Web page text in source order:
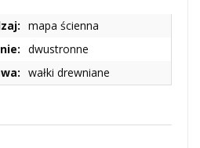
mapa ścienna
dwustronne
wałki drewniane